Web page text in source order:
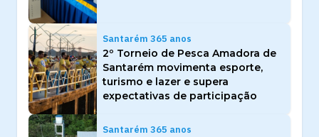
Santarém 365 anos
2º Torneio de Pesca Amadora de
Santarém movimenta esporte,
turismo e lazer e supera
expectativas de participação
Santarém 365 anos